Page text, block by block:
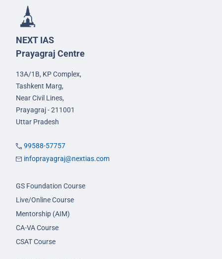
NEXT IAS
Prayagraj Centre
13A/1B, KP Complex,
Tashkent Marg,
Near Civil Lines,
Prayagraj - 211001
Uttar Pradesh
99588-57757
infoprayagraj@nextias.com
GS Foundation Course
Live/Online Course
Mentorship (AIM)
CA-VA Course
CSAT Course